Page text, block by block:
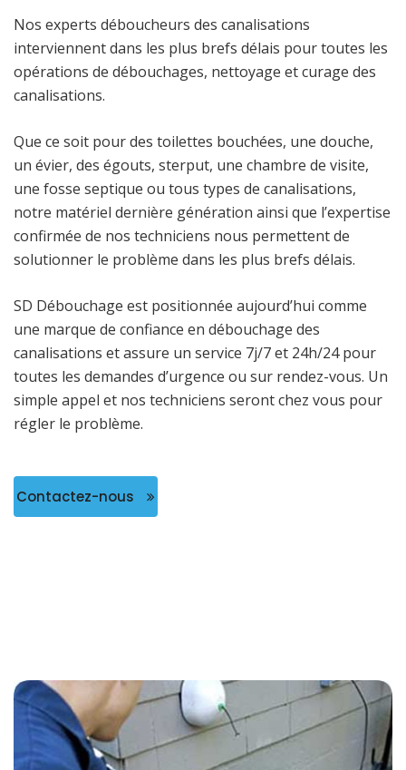
Nos experts déboucheurs des canalisations
interviennent dans les plus brefs délais pour toutes les
opérations de débouchages, nettoyage et curage des
canalisations.
Que ce soit pour des toilettes bouchées, une douche,
un évier, des égouts, sterput, une chambre de visite,
une fosse septique ou tous types de canalisations,
notre matériel dernière génération ainsi que l’expertise
confirmée de nos techniciens nous permettent de
solutionner le problème dans les plus brefs délais.
SD Débouchage est positionnée aujourd’hui comme
une marque de confiance en débouchage des
canalisations et assure un service 7j/7 et 24h/24 pour
toutes les demandes d’urgence ou sur rendez-vous. Un
simple appel et nos techniciens seront chez vous pour
régler le problème.
Contactez-nous